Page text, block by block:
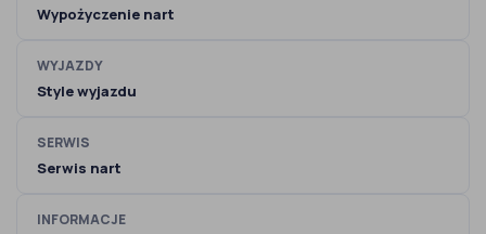
Wypożyczenie nart
WYJAZDY
Style wyjazdu
SERWIS
Serwis nart
INFORMACJE